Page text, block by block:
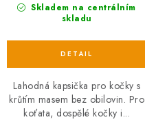
Skladem na centrálním
skladu
Lahodná kapsička pro kočky s
krůtím masem bez obilovin. Pro
koťata, dospělé kočky i...